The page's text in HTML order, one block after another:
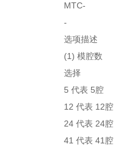
MTC-
-
选项描述
(1) 模腔数
选择
5 代表 5腔
12 代表 12腔
24 代表 24腔
41 代表 41腔